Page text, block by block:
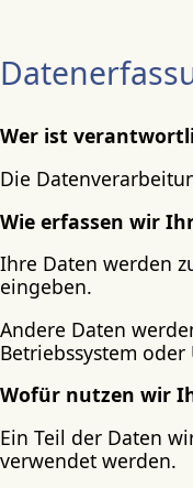
Wer ist
Die
Wie erfassen wir
Ihre Daten werden
eingeben.
Andere Daten
Betriebssystem
Wofür nutzen wir
Ein Teil der Daten
verwendet werden.